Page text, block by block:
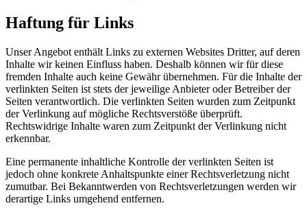
Haftung für Links
Unser Angebot enthält Links zu externen Websites Dritter, auf deren
Inhalte wir keinen Einfluss haben. Deshalb können wir für diese
fremden Inhalte auch keine Gewähr übernehmen. Für die Inhalte der
verlinkten Seiten ist stets der jeweilige Anbieter oder Betreiber der
Seiten verantwortlich. Die verlinkten Seiten wurden zum Zeitpunkt
der Verlinkung auf mögliche Rechtsverstöße überprüft.
Rechtswidrige Inhalte waren zum Zeitpunkt der Verlinkung nicht
erkennbar.
Eine permanente inhaltliche Kontrolle der verlinkten Seiten ist
jedoch ohne konkrete Anhaltspunkte einer Rechtsverletzung nicht
zumutbar. Bei Bekanntwerden von Rechtsverletzungen werden wir
derartige Links umgehend entfernen.